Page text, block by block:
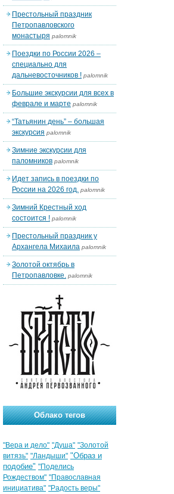
Престольный праздник
Петропавловского
монастыря palomnik
Поездки по России 2026 –
специально для
дальневосточников ! palomnik
Большие экскурсии для всех в
феврале и марте palomnik
“Татьянин день” – большая
экскурсия palomnik
Зимние экскурсии для
паломников palomnik
Идет запись в поездки по
России на 2026 год. palomnik
Зимний Крестный ход
состоится ! palomnik
Престольный праздник у
Архангела Михаила palomnik
Золотой октябрь в
Петропавловке. palomnik
Облако тегов
"Вера и дело" "Душа" "Золотой
витязь" "Ландыши" "Образ и
подобие" "Поделись
Рождеством" "Православная
инициатива" "Радость веры"